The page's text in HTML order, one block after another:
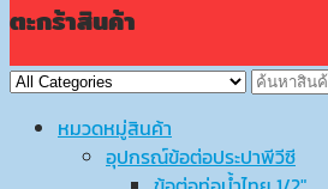
ตะกร้าสินค้า
หมวดหมู่สินค้า
อุปกรณ์ข้อต่อประปาพีวีซี